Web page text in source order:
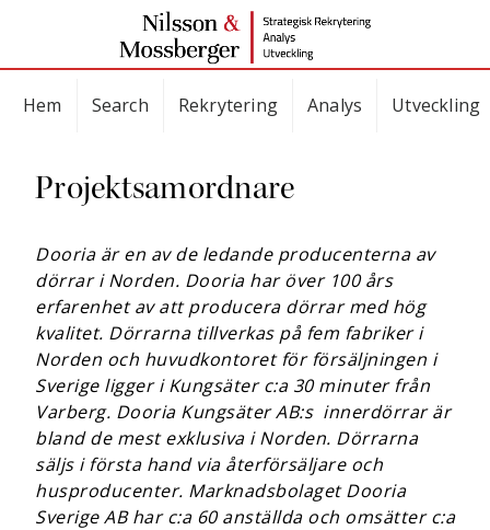
Hem Search Rekrytering Analys Utveckling
Projektsamordnare
Dooria är en av de ledande producenterna av
dörrar i Norden. Dooria har över 100 års
erfarenhet av att producera dörrar med hög
kvalitet. Dörrarna tillverkas på fem fabriker i
Norden och huvudkontoret för försäljningen i
Sverige ligger i Kungsäter c:a 30 minuter från
Varberg. Dooria Kungsäter AB:s innerdörrar är
bland de mest exklusiva i Norden. Dörrarna
säljs i första hand via återförsäljare och
husproducenter. Marknadsbolaget Dooria
Sverige AB har c:a 60 anställda och omsätter c:a